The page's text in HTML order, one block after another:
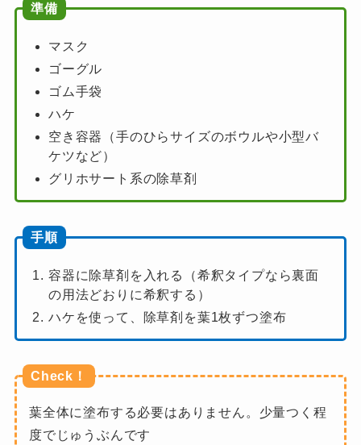
準備
マスク
ゴーグル
ゴム手袋
ハケ
空き容器（手のひらサイズのボウルや小型バ
ケツなど）
グリホサート系の除草剤
手順
容器に除草剤を入れる（希釈タイプなら裏面
の用法どおりに希釈する）
ハケを使って、除草剤を葉1枚ずつ塗布
Check！
葉全体に塗布する必要はありません。少量つく程
度でじゅうぶんです